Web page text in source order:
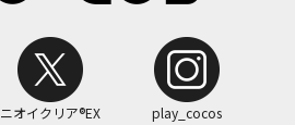
ニオイクリア®EX play_cocos